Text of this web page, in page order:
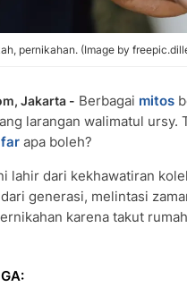
pernikahan. (Image by
Jakarta - Berbagai mitos
larangan walimatul ursy.
apa boleh?
lahir dari kekhawatiran
generasi, melintasi
karena takut